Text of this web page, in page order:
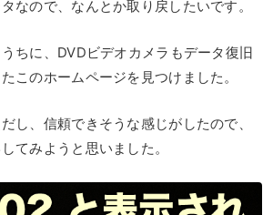
なので、なんとか取り戻したいです。
ちに、DVDビデオカメラもデータ復旧
このホームページを見つけました。
し、信頼できそうな感じがしたので、
てみようと思いました。